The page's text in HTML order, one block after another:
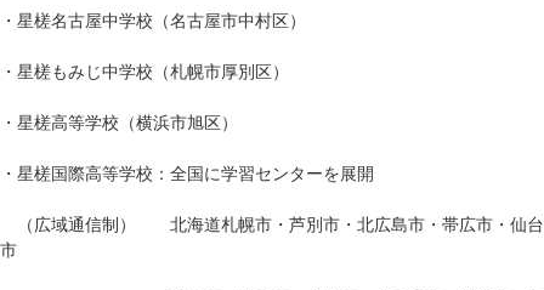
・星槎名古屋中学校（名古屋市中村区）
・星槎もみじ中学校（札幌市厚別区）
・星槎高等学校（横浜市旭区）
・星槎国際高等学校：全国に学習センターを展開
（広域通信制） 北海道札幌市・芦別市・北広島市・帯広市・仙台
市